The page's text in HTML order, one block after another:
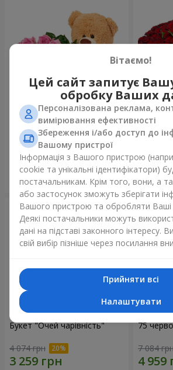
Ведмедик з букетом
3 011 грн
Замовити
151
Букет "Очей чарівність"
4 074 грн
75
7 084
Вітаємо!
Цей сайт запитує
обробку Ваших
Персоналізована реклама,
вимірювання ефективності
Збереження і/або доступ до
Вашому пристрої
Інформація з Вашого пристрою
cookie та унікальні ідентифікатори)
постачальникам. Крім того, вони, а
або застосунок зможуть зберігати
Вашого пристрою та обробляти Ваші
Деякі постачальники можуть
дані на підставі законного інтересу.
свій вибір пізніше через посилання
Прийняти всі
Налаштувати